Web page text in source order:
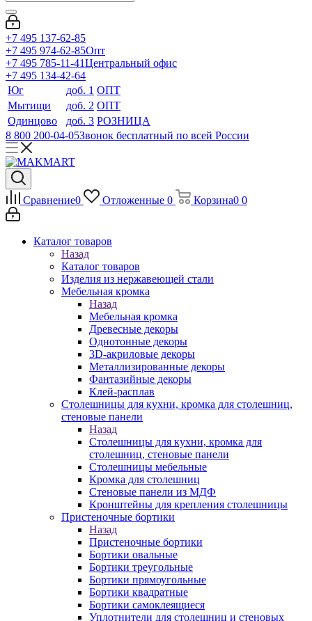
+7 495 137-62-85
+7 495 974-62-85Опт
+7 495 785-11-41Центральный офис
+7 495 134-42-64
Юг
доб. 1 ОПТ
Мытищи
доб. 2 ОПТ
Одинцово
доб. 3 РОЗНИЦА
8 800 200-04-05Звонок бесплатный по всей России
Сравнение0 Отложенные 0 Корзина0 0
Каталог товаров
Назад
Каталог товаров
Изделия из нержавеющей стали
Мебельная кромка
Назад
Мебельная кромка
Древесные декоры
Однотонные декоры
3D-акриловые декоры
Металлизированные декоры
Фантазийные декоры
Клей-расплав
Столешницы для кухни, кромка для столешниц,
стеновые панели
Назад
Столешницы для кухни, кромка для
столешниц, стеновые панели
Столешницы мебельные
Кромка для столешниц
Стеновые панели из МДФ
Кронштейны для крепления столешницы
Пристеночные бортики
Назад
Пристеночные бортики
Бортики овальные
Бортики треугольные
Бортики прямоугольные
Бортики квадратные
Бортики самоклеящиеся
Уплотнители для столешниц и стеновых